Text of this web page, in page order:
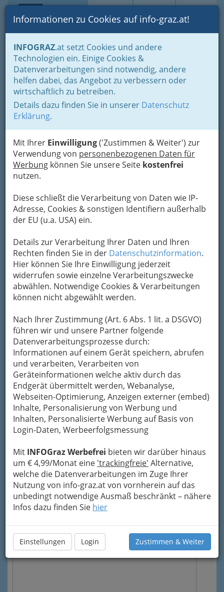
Suche Login Toggle
Informationen zu Cookies auf info-graz.at!
INFOGRAZ.at setzt Cookies und andere
Technologien ein. Einige Cookies &
Datenverarbeitungen sind notwendig, andere
helfen dabei, das Angebot zu verbessern oder
wirtschaftlich zu betreiben.
Details dazu finden Sie in unserer Datenschutz
Erklärung.
Mit Ihrer Einwilligung('Zustimmen & Weiter') zur
Verwendung von personenbezogenen Daten für
Werbung können Sie unsere Seite kostenfrei
nutzen.
Diese schließt die Verarbeitung von Daten wie IP-
Adresse, Cookies & sonstigen Identifiern außerhalb
der EU (u.a. USA) ein.
Details zur Verarbeitung Ihrer Daten und Ihren
Rechten finden Sie in der Datenschutzinformation.
Hier können Sie Ihre Einwilligung jederzeit
widerrufen sowie einzelne Verarbeitungszwecke
abwählen. Notwendige Cookies & Verarbeitungen
können nicht abgewählt werden.
Nach Ihrer Zustimmung (Art. 6 Abs. 1 lit. a DSGVO)
führen wir und unsere Partner folgende
Datenverarbeitungsprozesse durch:
Informationen auf einem Gerät speichern, abrufen
und verarbeiten, Verarbeiten von
Geräteinformationen welche aktiv durch das
Endgerät übermittelt werden, Webanalyse,
Webseiten-Optimierung, Anzeigen externer (embed)
Inhalte, Personalisierung von Werbung und
Inhalten, Personalisierte Werbung auf Basis von
Login-Daten, Werbeerfolgsmessung
Mit INFOGraz Werbefrei bieten wir darüber hinaus
um € 4,99/Monat eine 'trackingfreie' Alternative,
welche die Datenverarbeitungen im Zuge Ihrer
Nutzung von info-graz.at von vornherein auf das
unbedingt notwendige Ausmaß beschränkt – nähere
Infos dazu finden Sie hier
Einstellungen Login Zustimmen & Weiter
Home Branchen
Gewerbe, Handwerk, Banken
Transport - Verkehr
Güterbeförderungs-Gewerbe
Kleintransportgewerbe - mit beschränkter KFZ-Anzahl
Der Jahrhundertmaler
Emanuel Viktor Steiner -
Vergolder & Staffierer
Marschallgasse 36, 8020 Graz
+43 316 711 578
+43 316 711 908
+43 664 3380 404
Karte
Adresse mit Google Maps anschauen
Kontaktaufnahme
Um die Info-Graz Firmenvor Spam-Mails zu
Übermittlung Ihrer Nachricht ein sicheres
Formular. Ihre Nachricht wird nach dem
Absenden umgehend per Mail an das
Unternehmen Der Jahrhundertmaler Emanuel
Viktor Steiner - Vergolder & Staffierer
weitergeleitet.
Mein Name
Meine Email Adresse
Mein Betreff
Meine Nachricht